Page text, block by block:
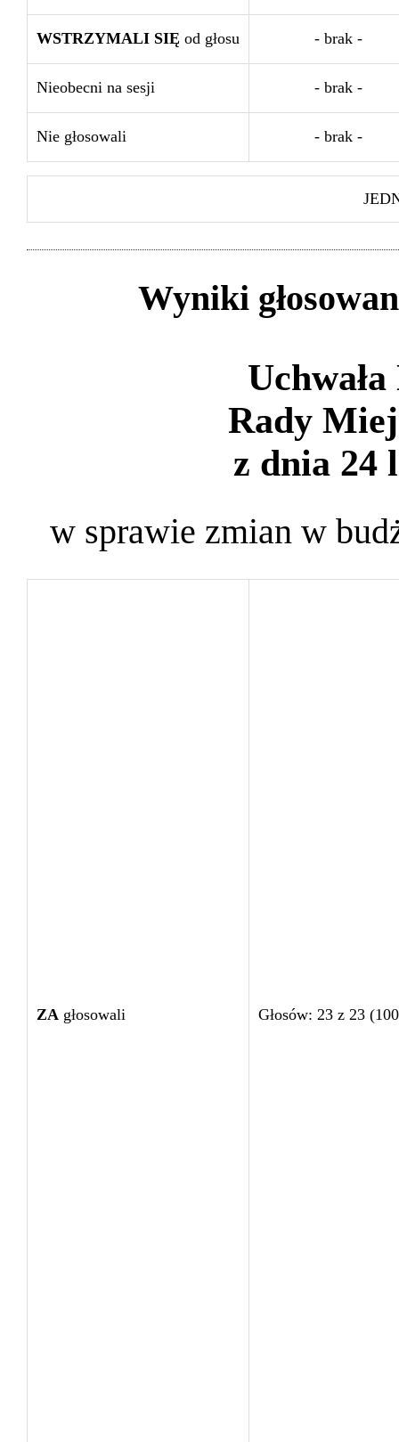
WSTRZYMALI SIĘ od głosu - brak -
Nieobecni na sesji - brak -
Nie głosowali - brak -
Wyniki
Rady
z dnia 24
w sprawie zmian w
ZA głosowali Głosów: 23 z 23